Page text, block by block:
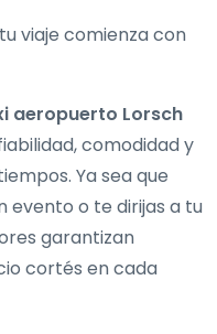
viaje comienza con
aeropuerto Lorsch
comodidad y
Ya sea que
evento o te dirijas a tu
garantizan
cortés en cada